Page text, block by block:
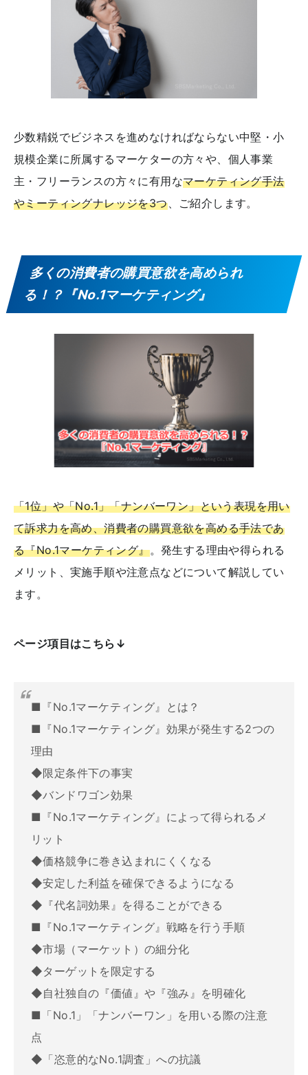
少数精鋭でビジネスを進めなければならない中堅・小
規模企業に所属するマーケターの方々や、個人事業
主・フリーランスの方々に有用なマーケティング手法
やミーティングナレッジを3つ、ご紹介します。
多くの消費者の購買意欲を高められ
る！？『No.1マーケティング』
「1位」や「No.1」「ナンバーワン」という表現を用い
て訴求力を高め、消費者の購買意欲を高める手法であ
る『No.1マーケティング』。発生する理由や得られる
メリット、実施手順や注意点などについて解説してい
ます。
ページ項目はこちら↓
■『No.1マーケティング』とは？
■『No.1マーケティング』効果が発生する2つの
理由
◆限定条件下の事実
◆バンドワゴン効果
■『No.1マーケティング』によって得られるメ
リット
◆価格競争に巻き込まれにくくなる
◆安定した利益を確保できるようになる
◆『代名詞効果』を得ることができる
■『No.1マーケティング』戦略を行う手順
◆市場（マーケット）の細分化
◆ターゲットを限定する
◆自社独自の『価値』や『強み』を明確化
■「No.1」「ナンバーワン」を用いる際の注意
点
◆「恣意的なNo.1調査」への抗議